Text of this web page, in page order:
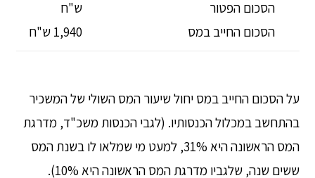
הסכום הפטור
הסכום החייב במס​
ש"ח
1,940 ש"ח
על הסכום החייב במס יחול שיעור המס השולי של המשכיר
בהתחשב במכלול הכנסותיו. (לגבי הכנסות משכ"ד, מדרגת
המס הראשונה היא 31%, למעט מי שמלאו לו בשנת המס
ששים שנה, שלגביו מדרגת המס הראשונה היא 10%).